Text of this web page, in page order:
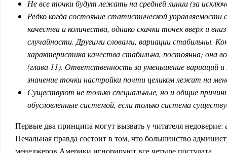
Не все точки будут лежать на средней линии (за
Редко когда состояние статистической
качества и количества, однако скачки точек вверх и
случайности. Другими словами, вариации стабильны.
характеристика качества стабильна, постоянна; она
(глава 11). Ответственность за уменьшение вариаций и
значение точки настройки почти целиком лежит на
Существуют не только специальные, но и общие
обусловленные системой, если только система
Первые два принципа могут вызвать у читателя
Печальная правда состоит в том, что большинство
менеджеров Америки игнорируют все четыре постулата.